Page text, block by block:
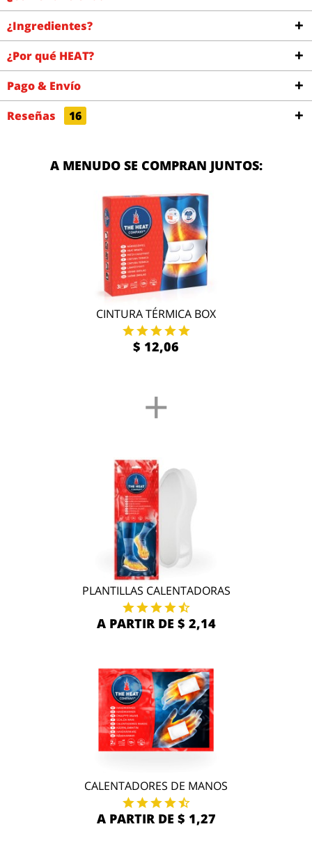
¿Ingredientes?
¿Por qué HEAT?
Pago & Envío
Reseñas
16
A MENUDO SE COMPRAN JUNTOS:
CINTURA TÉRMICA BOX
$ 12,06
+
PLANTILLAS CALENTADORAS
A PARTIR DE $ 2,14
CALENTADORES DE MANOS
A PARTIR DE $ 1,27